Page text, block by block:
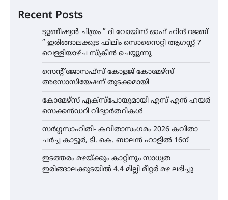
Recent Posts
ട്യുണീഷ്യൻ ചിത്രം ” ദി വോയിസ് ഓഫ് ഹിന്ദ് റജബ്
” ഇരിങ്ങാലക്കുട ഫിലിം സൊസൈറ്റി ആഗസ്റ്റ് 7
വെള്ളിയാഴ്ച സ്‌ക്രീൻ ചെയ്യുന്നു
സെന്റ് ജോസഫ്സ് കോളജ് കോമേഴ്‌സ്
അസോസിയേഷന് തുടക്കമായി
കോമേഴ്സ് എക്സ്പോയുമായി എസ് എൻ ഹയർ
സെക്കൻഡറി വിദ്യാർത്ഥികൾ
സർഗ്ഗസാഹിതി- കവിതാസംഗമം 2026 കവിതാ
ചർച്ച കാട്ടൂർ, ടി. കെ. ബാലൻ ഹാളിൽ 16ന്
ഇടത്തരം മഴയ്ക്കും കാറ്റിനും സാധ്യത
ഇരിങ്ങാലക്കുടയിൽ 4.4 മില്ലി മീറ്റർ മഴ ലഭിച്ചു